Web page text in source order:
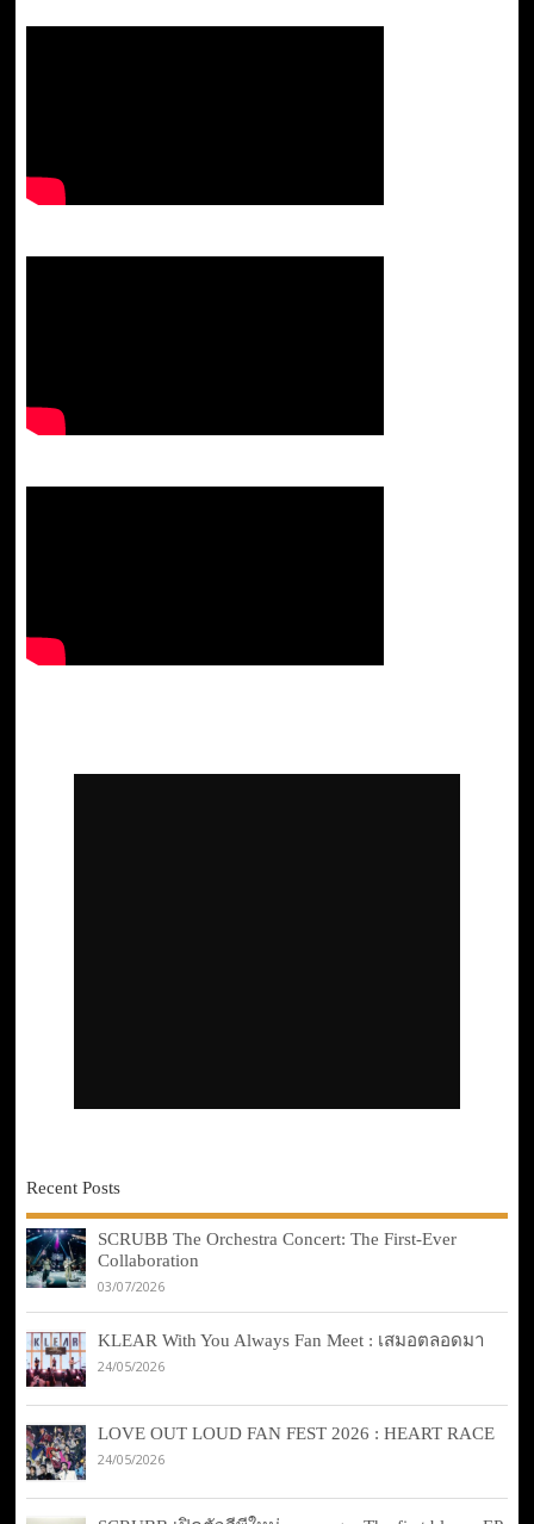
Recent Posts
SCRUBB The Orchestra Concert: The First-Ever
Collaboration
03/07/2026
KLEAR With You Always Fan Meet : เสมอตลอดมา
24/05/2026
LOVE OUT LOUD FAN FEST 2026 : HEART RACE
24/05/2026